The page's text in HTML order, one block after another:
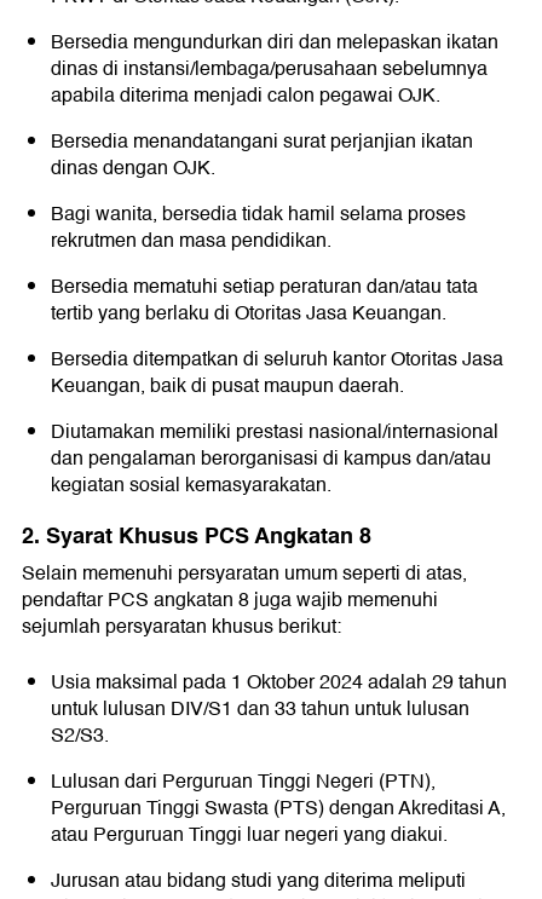
Bersedia mengundurkan diri dan melepaskan ikatan
dinas di instansi/lembaga/perusahaan sebelumnya
apabila diterima menjadi calon pegawai OJK.
Bersedia menandatangani surat perjanjian ikatan
dinas dengan OJK.
Bagi wanita, bersedia tidak hamil selama proses
rekrutmen dan masa pendidikan.
Bersedia mematuhi setiap peraturan dan/atau tata
tertib yang berlaku di Otoritas Jasa Keuangan.
Bersedia ditempatkan di seluruh kantor Otoritas Jasa
Keuangan, baik di pusat maupun daerah.
Diutamakan memiliki prestasi nasional/internasional
dan pengalaman berorganisasi di kampus dan/atau
kegiatan sosial kemasyarakatan.
2. Syarat Khusus PCS Angkatan 8
Selain memenuhi persyaratan umum seperti di atas,
pendaftar PCS angkatan 8 juga wajib memenuhi
sejumlah persyaratan khusus berikut:
Usia maksimal pada 1 Oktober 2024 adalah 29 tahun
untuk lulusan DIV/S1 dan 33 tahun untuk lulusan
S2/S3.
Lulusan dari Perguruan Tinggi Negeri (PTN),
Perguruan Tinggi Swasta (PTS) dengan Akreditasi A,
atau Perguruan Tinggi luar negeri yang diakui.
Jurusan atau bidang studi yang diterima meliputi